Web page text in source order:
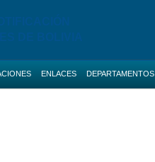
ENLACES DEPARTAMENTOS